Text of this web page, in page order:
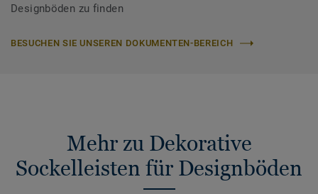
Designböden zu finden
BESUCHEN SIE UNSEREN DOKUMENTEN-BEREICH
Mehr zu Dekorative
Sockelleisten für Designböden